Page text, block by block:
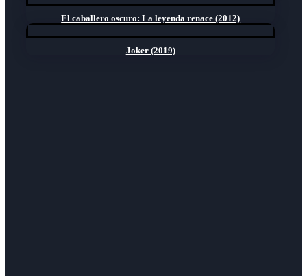
El caballero oscuro: La leyenda renace (2012)
Joker (2019)